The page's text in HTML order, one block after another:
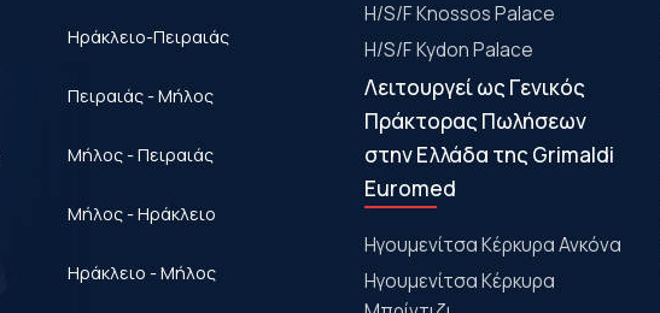
Ηράκλειο-Πειραιάς
Πειραιάς - Μήλος
Μήλος - Πειραιάς
Μήλος - Ηράκλειο
Ηράκλειο - Μήλος
H/S/F Knossos Palace
H/S/F Kydon Palace
Λειτουργεί ως Γενικός
Πράκτορας Πωλήσεων
στην Ελλάδα της Grimaldi
Euromed
Ηγουμενίτσα Κέρκυρα Ανκόνα
Ηγουμενίτσα Κέρκυρα